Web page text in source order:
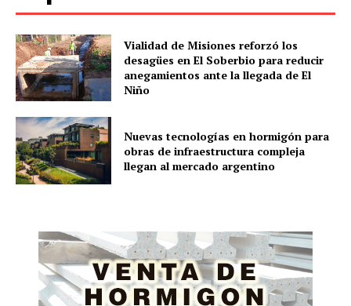
Vialidad de Misiones reforzó los
desagües en El Soberbio para reducir
anegamientos ante la llegada de El
Niño
Nuevas tecnologías en hormigón para
obras de infraestructura compleja
llegan al mercado argentino